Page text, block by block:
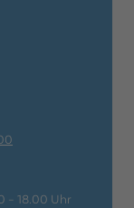
– 18.00 Uhr